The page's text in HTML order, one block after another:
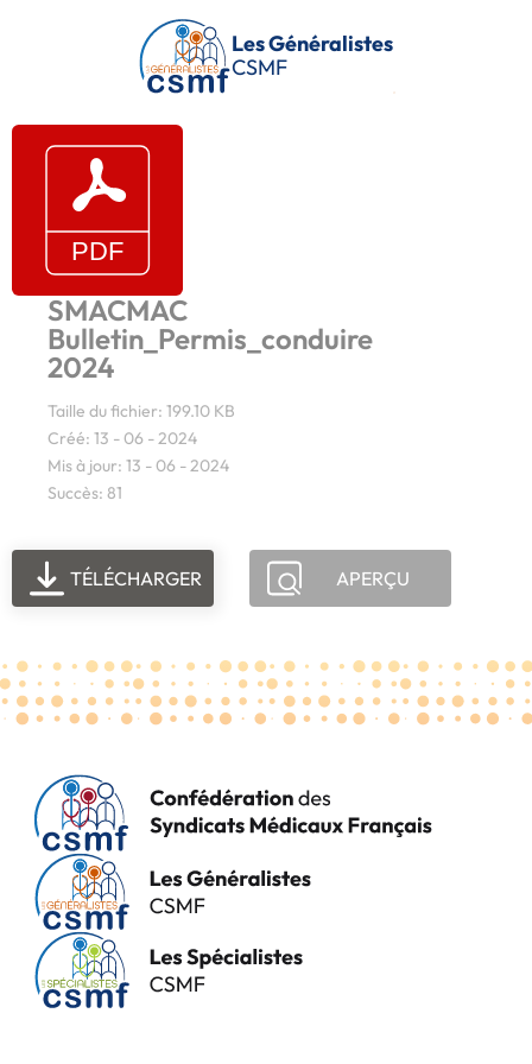
Passer au contenu principal
Les Généralistes
CSMF
SMACMAC
Bulletin_Permis_conduire
2024
Taille du fichier: 199.10 KB
Créé: 13 - 06 - 2024
Mis à jour: 13 - 06 - 2024
Succès: 81
TÉLÉCHARGER APERÇU